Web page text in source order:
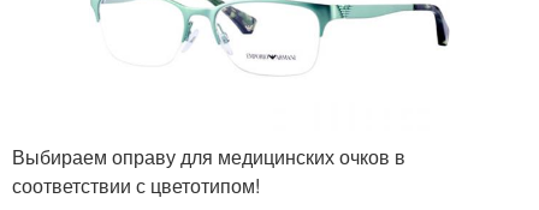
Выбираем оправу для медицинских очков в
соответствии с цветотипом!